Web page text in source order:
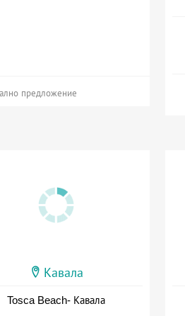
предложение
Кавала
Tosca Beach- Кавала